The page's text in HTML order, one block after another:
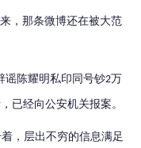
，那条微博还在被大范
谣陈耀明私印同号钞2万
已经向公安机关报案。
，层出不穷的信息满足